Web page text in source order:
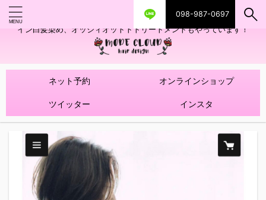
098-987-0697
艶ツヤヘアカラー！髪質改善トリートメントやハイライトを使ったデザ
イン白髪染め、オッジィオットトトリートメントもやっています！
ネット予約 オンラインショップ
ツイッター インスタ